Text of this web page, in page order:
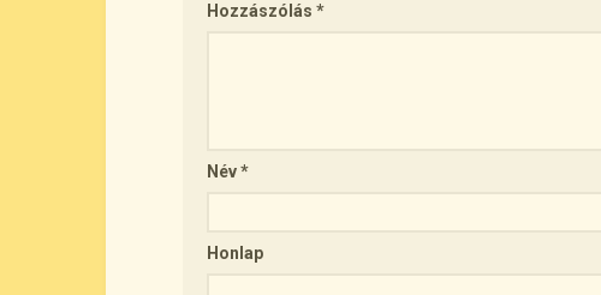
Hozzászólás *
Név*
Honlap